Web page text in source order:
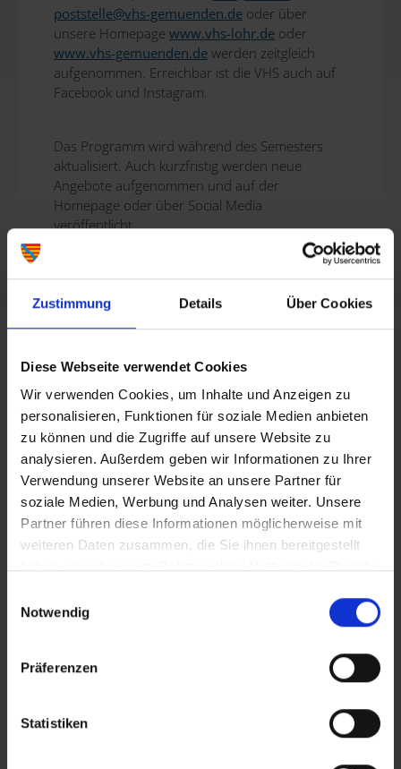
Zustimmung Details Über Cookies
Diese Webseite verwendet Cookies
Wir verwenden Cookies, um Inhalte und Anzeigen zu
personalisieren, Funktionen für soziale Medien anbieten
zu können und die Zugriffe auf unsere Website zu
analysieren. Außerdem geben wir Informationen zu Ihrer
Verwendung unserer Website an unsere Partner für
soziale Medien, Werbung und Analysen weiter. Unsere
Partner führen diese Informationen möglicherweise mit
weiteren Daten zusammen, die Sie ihnen bereitgestellt
Notwendig
Präferenzen
Statistiken
poststelle@vhs-gemuenden.de oder über
unsere Homepage www.vhs-lohr.de oder
www.vhs-gemuenden.de werden zeitgleich
aufgenommen. Erreichbar ist die VHS auch auf
Facebook und Instagram.
Das Programm wird während des Semesters
aktualisiert. Auch kurzfristig werden neue
Angebote aufgenommen und auf der
Homepage oder über Social Media
veröffentlicht.
PRESSEMITTEILUNGEN
“Ein Lied für dich” geht weiter